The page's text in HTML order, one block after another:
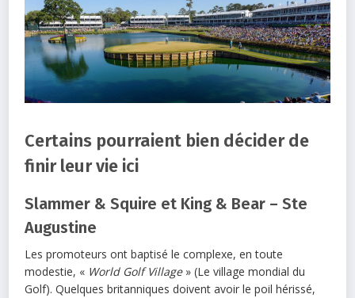
Certains pourraient bien décider de
finir leur vie ici
Slammer & Squire et King & Bear – Ste
Augustine
Les promoteurs ont baptisé le complexe, en toute
modestie, « World Golf Village» (Le village mondial du
Golf). Quelques britanniques doivent avoir le poil hérissé,